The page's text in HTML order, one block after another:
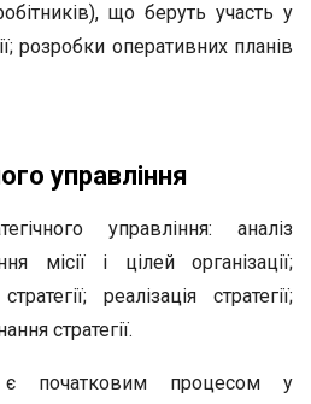
що беруть участь у
розробки оперативних планів
управління
управління: аналіз
місії і цілей організації;
реалізація стратегії;
стратегії.
є початковим процесом у